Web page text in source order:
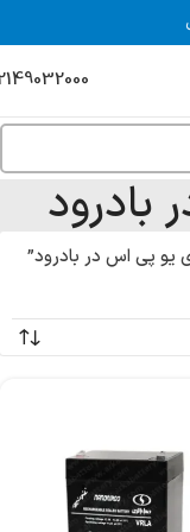
بادرود
پی اس در بادرود”